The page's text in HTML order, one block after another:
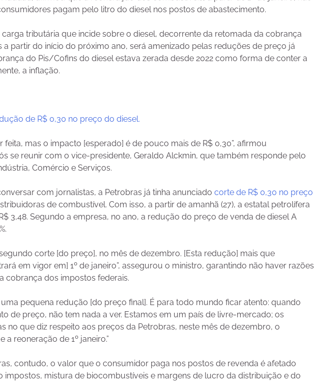
pagam pelo litro do diesel nos postos de abastecimento.
tributária que incide sobre o diesel, decorrente da retomada da cobrança
partir do início do próximo ano, será amenizado pelas reduções de preço já
do Pis/Cofins do diesel estava zerada desde 2022 como forma de conter a
a inflação.
de R$ 0,30 no preço do diesel.
feita, mas o impacto [esperado] é de pouco mais de R$ 0,30”, afirmou
se reunir com o vice-presidente, Geraldo Alckmin, que também responde pelo
Comércio e Serviços.
com jornalistas, a Petrobras já tinha anunciado corte de R$ 0,30 no preço
de combustível. Com isso, a partir de amanhã (27), a estatal petrolífera
3,48. Segundo a empresa, no ano, a redução do preço de venda de diesel A
corte [do preço], no mês de dezembro. [Esta redução] mais que
em vigor em] 1º de janeiro”, assegurou o ministro, garantindo não haver razões
cobrança dos impostos federais.
uma pequena redução [do preço final]. É para todo mundo ficar atento: quando
de preço, não tem nada a ver. Estamos em um país de livre-mercado; os
no que diz respeito aos preços da Petrobras, neste mês de dezembro, o
reoneração de 1º janeiro.”
contudo, o valor que o consumidor paga nos postos de revenda é afetado
mistura de biocombustíveis e margens de lucro da distribuição e do